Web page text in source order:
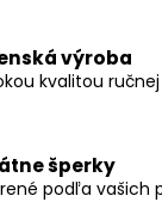
ý
p
u
výroba
kvalitou
šperky
podľa vašich